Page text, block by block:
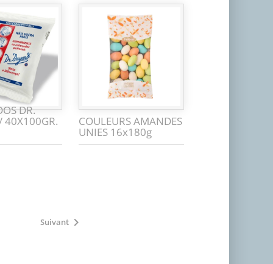
DR.
40X100GR. COULEURS AMANDES
UNIES 16x180g
Suivant 